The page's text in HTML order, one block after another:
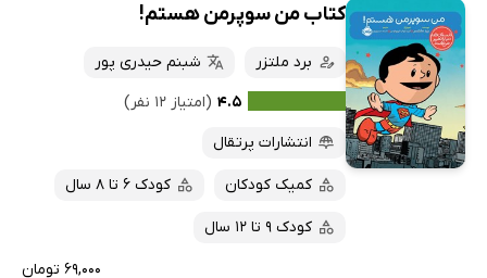
کتاب من سوپرمن هستم!
برد ملتزر
شبنم حیدری پور
۴.۵ (امتیاز ۱۲ نفر)
انتشارات پرتقال
کمیک کودکان کودک 6 تا 8 سال
کودک 9 تا 12 سال
۶۹,۰۰۰ تومان